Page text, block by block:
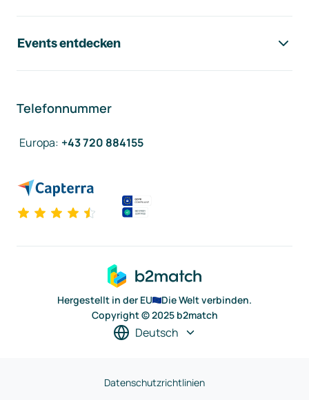
Events entdecken
Telefonnummer
Europa: +43 720 884155
Hergestellt in der EU
Die Welt verbinden.
Copyright © 2025 b2match
Deutsch
Datenschutzrichtlinien